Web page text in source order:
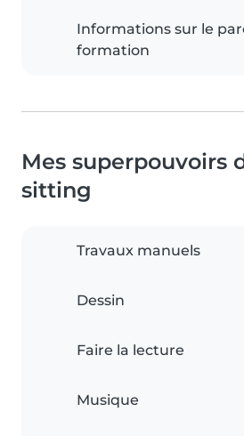
Informations sur le
formation
Mes superpouvoirs
sitting
Travaux manuels
Dessin
Faire la lecture
Musique